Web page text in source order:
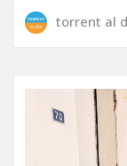
torrent al